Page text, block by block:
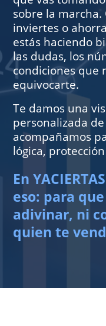
sobre la marcha.
inviertes o
estás haciendo
las dudas, los
condiciones que
equivocarte.
Te damos una
personalizada
acompañamos
lógica,
En
eso: para
adivinar, ni
quien te